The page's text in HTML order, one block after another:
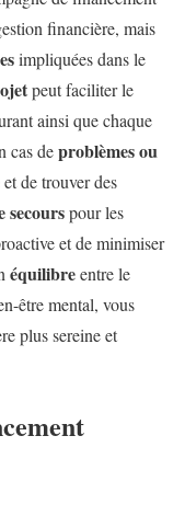
financière, mais
impliquées dans le
peut faciliter le
ainsi que chaque
cas deproblèmes ou
et de trouver des
secourspour les
et de minimiser
équilibreentre le
être mental, vous
plus sereine et